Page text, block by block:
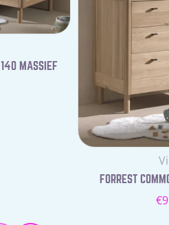
MASSIEF
FORREST